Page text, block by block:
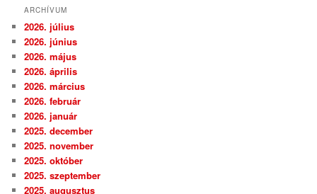
ARCHÍVUM
2026. július
2026. június
2026. május
2026. április
2026. március
2026. február
2026. január
2025. december
2025. november
2025. október
2025. szeptember
2025. augusztus